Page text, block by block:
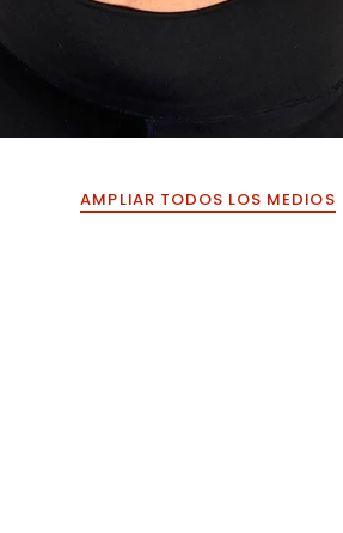
AMPLIAR TODOS LOS MEDIOS
TOP 8 TIRAS TIE